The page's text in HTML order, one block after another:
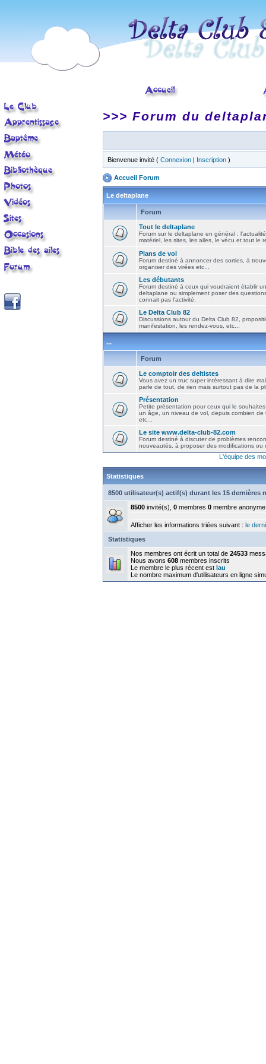
>>> Forum du
Bienvenue invité ( Connexion | Inscription )
Accueil Forum
Le deltaplane
Forum
Tout le deltaplane
Forum sur le deltaplane en général :
matériel, les sites, les ailes, le vécu et tout le
Plans de vol
Forum destiné à annoncer des sorties, à
organiser des virées etc...
Les débutants
Forum destiné à ceux qui voudraient établir
deltaplane ou simplement poser des
connait pas l'activité.
Le Delta Club 82
Discussions autour du Delta Club 82,
manifestation, les rendez-vous, etc...
...
Forum
Le comptoir des deltistes
Vous avez un truc super intéressant à dire
parle de tout, de rien mais surtout pas de la
Présentation
Petite présentation pour ceux qui le
un âge, un niveau de vol, depuis combien de
etc...
Le site www.delta-club-82.com
Forum destiné à discuter de problèmes
nouveautés, à proposer des modifications ou
L'équipe des
Statistiques
8500 utilisateur(s) actif(s) durant les 15 dernières
8500 invité(s), 0 membres 0 membre anonyme
Afficher les informations triées suivant : le
Statistiques
Nos membres ont écrit un total de 24533
Nous avons 608 membres inscrits
Le membre le plus récent est lau
Le nombre maximum d'utilisateurs en ligne